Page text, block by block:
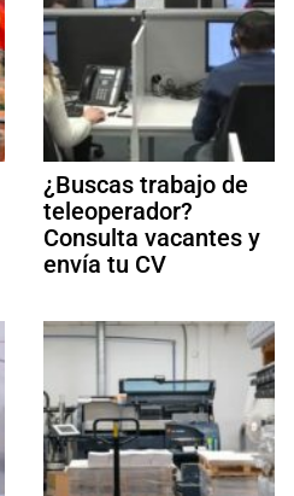
¿Buscas trabajo de
teleoperador?
Consulta vacantes y
envía tu CV